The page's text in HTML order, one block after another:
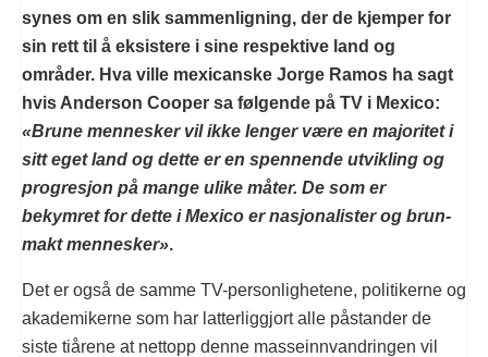
synes om en slik sammenligning, der de kjemper for
sin rett til å eksistere i sine respektive land og
områder. Hva ville mexicanske Jorge Ramos ha sagt
hvis Anderson Cooper sa følgende på TV i Mexico:
«Brune mennesker vil ikke lenger være en majoritet i
sitt eget land og dette er en spennende utvikling og
progresjon på mange ulike måter. De som er
bekymret for dette i Mexico er nasjonalister og brun-
makt mennesker».
Det er også de samme TV-personlighetene, politikerne og
akademikerne som har latterliggjort alle påstander de
siste tiårene at nettopp denne masseinnvandringen vil